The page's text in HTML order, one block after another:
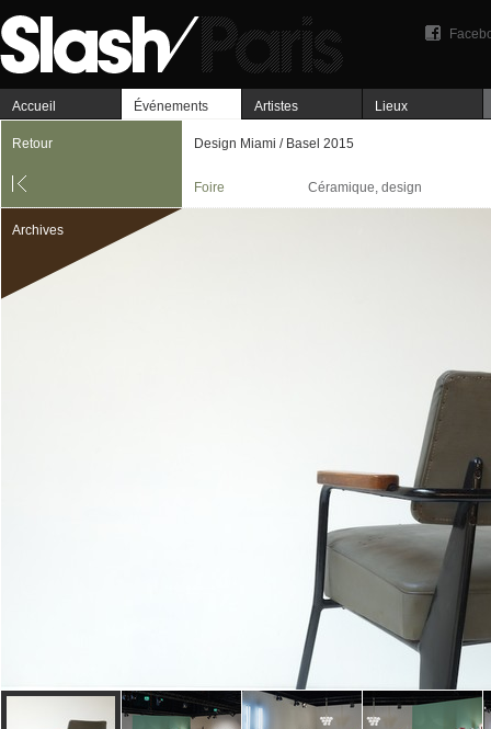
Accueil Événements Artistes Lieux
Retour Design Miami / Basel 2015
Foire Céramique, design
Archives